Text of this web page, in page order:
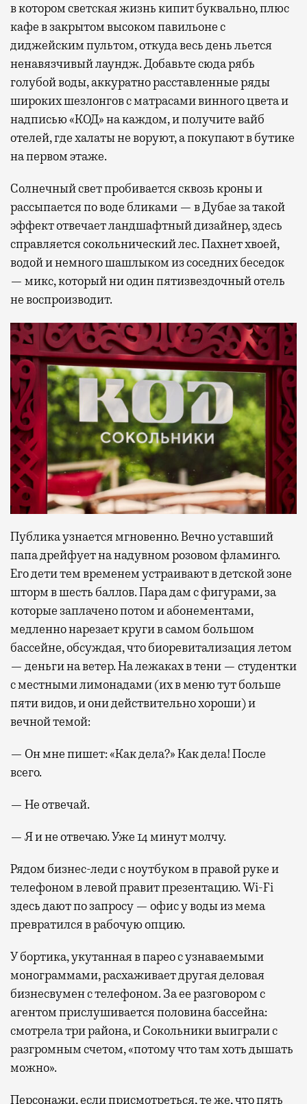
в котором светская жизнь кипит буквально, плюс
кафе в закрытом высоком павильоне с
диджейским пультом, откуда весь день льется
ненавязчивый лаундж. Добавьте сюда рябь
голубой воды, аккуратно расставленные ряды
широких шезлонгов с матрасами винного цвета и
надписью «КОД» на каждом, и получите вайб
отелей, где халаты не воруют, а покупают в бутике
на первом этаже.
Солнечный свет пробивается сквозь кроны и
рассыпается по воде бликами — в Дубае за такой
эффект отвечает ландшафтный дизайнер, здесь
справляется сокольнический лес. Пахнет хвоей,
водой и немного шашлыком из соседних беседок
— микс, который ни один пятизвездочный отель
не воспроизводит.
Публика узнается мгновенно. Вечно уставший
папа дрейфует на надувном розовом фламинго.
Его дети тем временем устраивают в детской зоне
шторм в шесть баллов. Пара дам с фигурами, за
которые заплачено потом и абонементами,
медленно нарезает круги в самом большом
бассейне, обсуждая, что биоревитализация летом
— деньги на ветер. На лежаках в тени — студентки
с местными лимонадами (их в меню тут больше
пяти видов, и они действительно хороши) и
вечной темой:
— Он мне пишет: «Как дела?» Как дела! После
всего.
— Не отвечай.
— Я и не отвечаю. Уже 14 минут молчу.
Рядом бизнес-леди с ноутбуком в правой руке и
телефоном в левой правит презентацию. Wi-Fi
здесь дают по запросу — офис у воды из мема
превратился в рабочую опцию.
У бортика, укутанная в парео с узнаваемыми
монограммами, расхаживает другая деловая
бизнесвумен с телефоном. За ее разговором с
агентом прислушивается половина бассейна:
смотрела три района, и Сокольники выиграли с
разгромным счетом, «потому что там хоть дышать
можно».
Персонажи, если присмотреться, те же, что пять